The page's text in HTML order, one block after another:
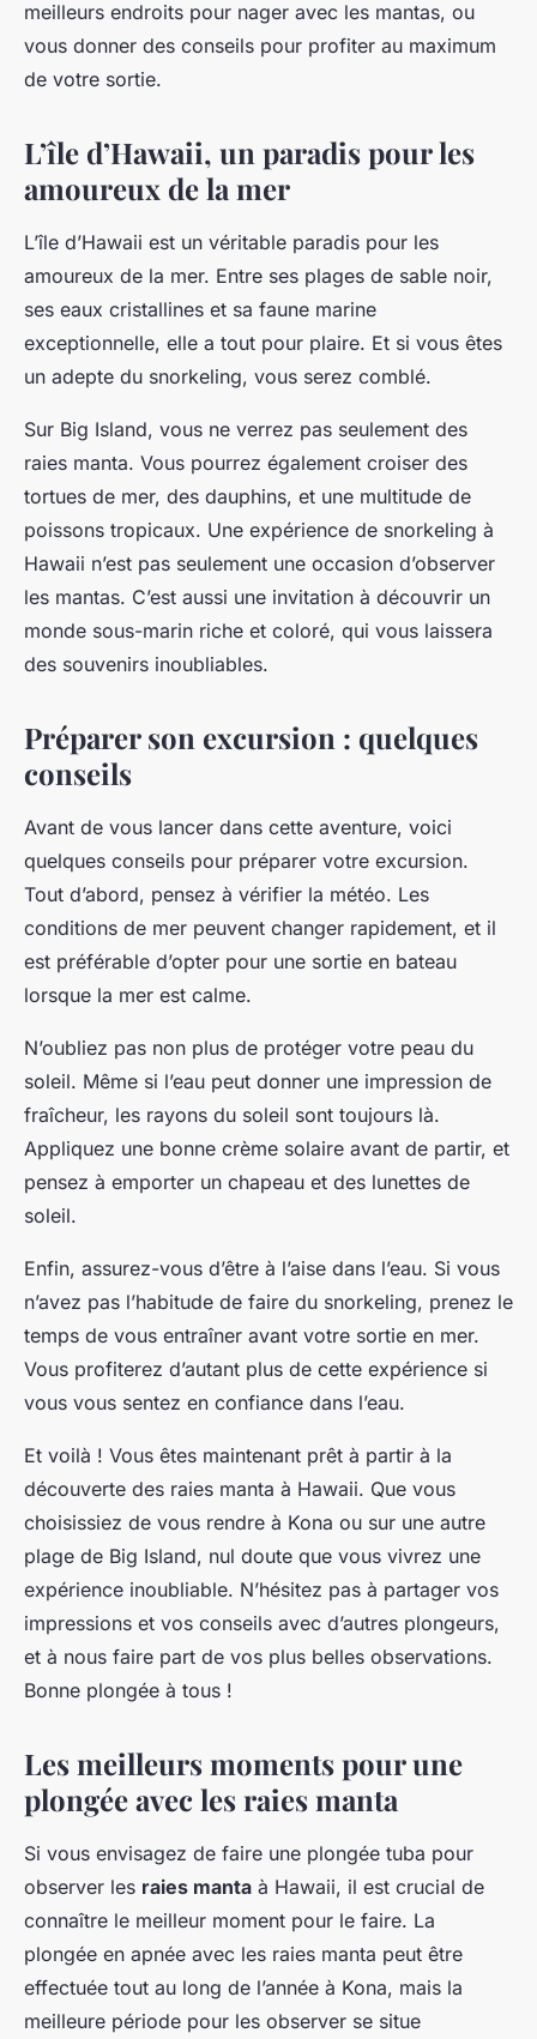
meilleurs endroits pour nager avec les mantas, ou
vous donner des conseils pour profiter au maximum
de votre sortie.
L’île d’Hawaii, un paradis pour les
amoureux de la mer
L’île d’Hawaii est un véritable paradis pour les
amoureux de la mer. Entre ses plages de sable noir,
ses eaux cristallines et sa faune marine
exceptionnelle, elle a tout pour plaire. Et si vous êtes
un adepte du snorkeling, vous serez comblé.
Sur Big Island, vous ne verrez pas seulement des
raies manta. Vous pourrez également croiser des
tortues de mer, des dauphins, et une multitude de
poissons tropicaux. Une expérience de snorkeling à
Hawaii n’est pas seulement une occasion d’observer
les mantas. C’est aussi une invitation à découvrir un
monde sous-marin riche et coloré, qui vous laissera
des souvenirs inoubliables.
Préparer son excursion : quelques
conseils
Avant de vous lancer dans cette aventure, voici
quelques conseils pour préparer votre excursion.
Tout d’abord, pensez à vérifier la météo. Les
conditions de mer peuvent changer rapidement, et il
est préférable d’opter pour une sortie en bateau
lorsque la mer est calme.
N’oubliez pas non plus de protéger votre peau du
soleil. Même si l’eau peut donner une impression de
fraîcheur, les rayons du soleil sont toujours là.
Appliquez une bonne crème solaire avant de partir, et
pensez à emporter un chapeau et des lunettes de
soleil.
Enfin, assurez-vous d’être à l’aise dans l’eau. Si vous
n’avez pas l’habitude de faire du snorkeling, prenez le
temps de vous entraîner avant votre sortie en mer.
Vous profiterez d’autant plus de cette expérience si
vous vous sentez en confiance dans l’eau.
Et voilà ! Vous êtes maintenant prêt à partir à la
découverte des raies manta à Hawaii. Que vous
choisissiez de vous rendre à Kona ou sur une autre
plage de Big Island, nul doute que vous vivrez une
expérience inoubliable. N’hésitez pas à partager vos
impressions et vos conseils avec d’autres plongeurs,
et à nous faire part de vos plus belles observations.
Bonne plongée à tous !
Les meilleurs moments pour une
plongée avec les raies manta
Si vous envisagez de faire une plongée tuba pour
observer les raies manta à Hawaii, il est crucial de
connaître le meilleur moment pour le faire. La
plongée en apnée avec les raies manta peut être
effectuée tout au long de l’année à Kona, mais la
meilleure période pour les observer se situe